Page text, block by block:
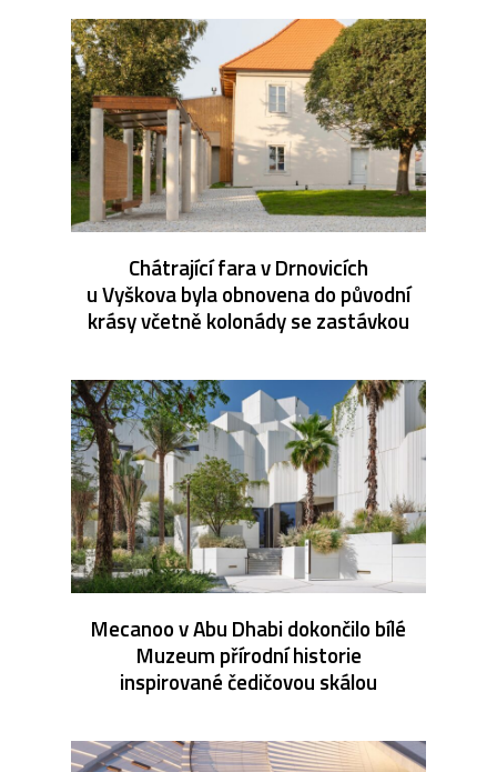
Chátrající fara v Drnovicích
u Vyškova byla obnovena do původní
krásy včetně kolonády se zastávkou
Mecanoo v Abu Dhabi dokončilo bílé
Muzeum přírodní historie
inspirované čedičovou skálou